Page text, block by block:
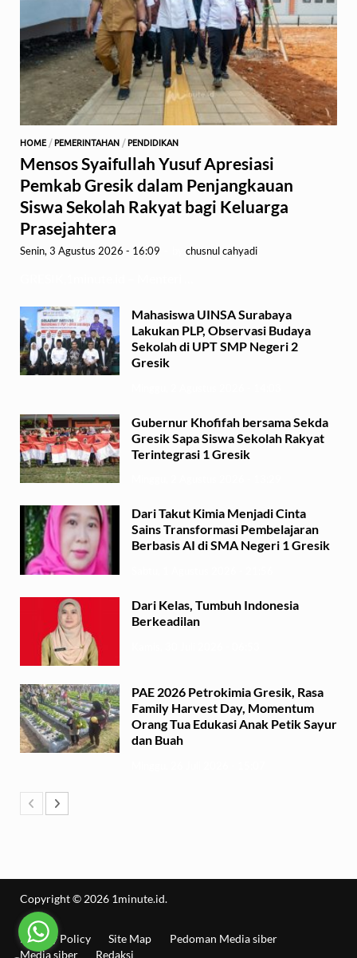
HOME /PEMERINTAHAN /PENDIDIKAN
Mensos Syaifullah Yusuf Apresiasi
Pemkab Gresik dalam Penjangkauan
Siswa Sekolah Rakyat bagi Keluarga
Prasejahtera
Senin, 3 Agustus 2026 - 16:09 chusnul cahyadi
Mahasiswa UINSA Surabaya
Lakukan PLP, Observasi Budaya
Sekolah di UPT SMP Negeri 2
Gresik
Gubernur Khofifah bersama Sekda
Gresik Sapa Siswa Sekolah Rakyat
Terintegrasi 1 Gresik
Dari Takut Kimia Menjadi Cinta
Sains Transformasi Pembelajaran
Berbasis AI di SMA Negeri 1 Gresik
Dari Kelas, Tumbuh Indonesia
Berkeadilan
PAE 2026 Petrokimia Gresik, Rasa
Family Harvest Day, Momentum
Orang Tua Edukasi Anak Petik Sayur
dan Buah
Copyright © 2026 1minute.id.
Privacy Policy Site Map
Pedoman Media siber
Media siber
Redaksi